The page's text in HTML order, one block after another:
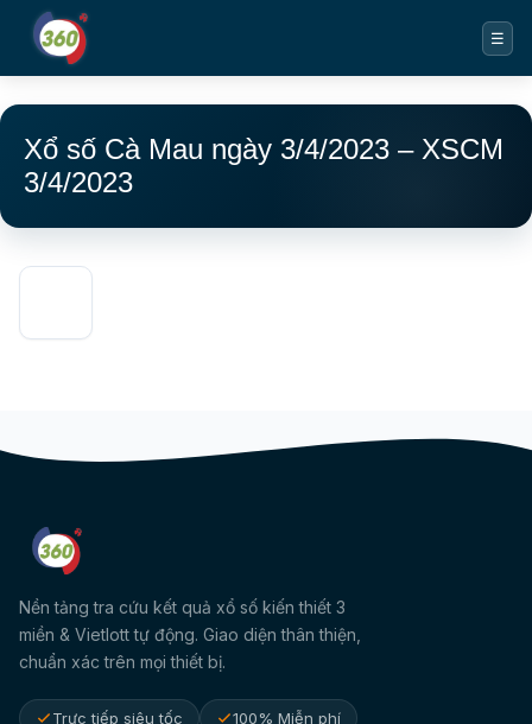
☰
Xổ số Cà Mau ngày 3/4/2023 – XSCM
3/4/2023
Nền tảng tra cứu kết quả xổ số kiến thiết 3
miền & Vietlott tự động. Giao diện thân thiện,
chuẩn xác trên mọi thiết bị.
Trực tiếp siêu tốc
100% Miễn phí